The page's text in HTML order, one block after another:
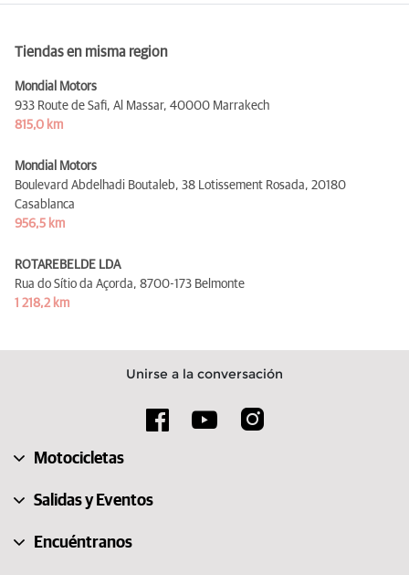
Tiendas en misma region
Mondial Motors
933 Route de Safi, Al Massar, 40000 Marrakech
815,0 km
Mondial Motors
Boulevard Abdelhadi Boutaleb, 38 Lotissement Rosada, 20180
Casablanca
956,5 km
ROTAREBELDE LDA
Rua do Sítio da Açorda, 8700-173 Belmonte
1 218,2 km
Unirse a la conversación
Motocicletas
Salidas y Eventos
Encuéntranos